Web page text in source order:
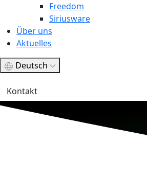
Freedom
Siriusware
Über uns
Aktuelles
Deutsch
Kontakt